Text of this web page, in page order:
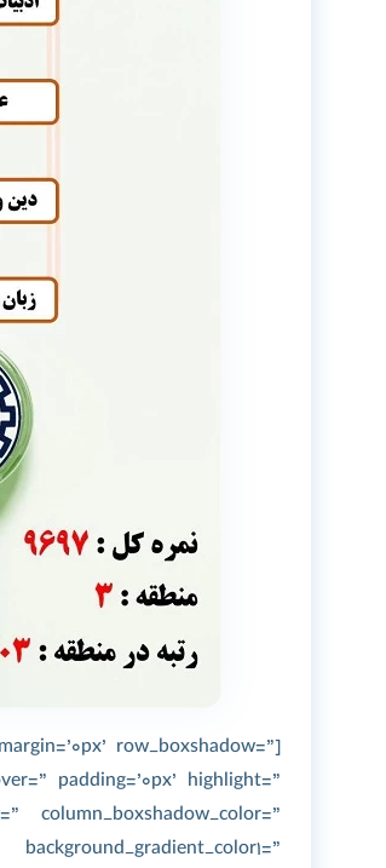
row_boxshadow=”
padding=’0px’ highlight=”
column_boxshadow_color=”